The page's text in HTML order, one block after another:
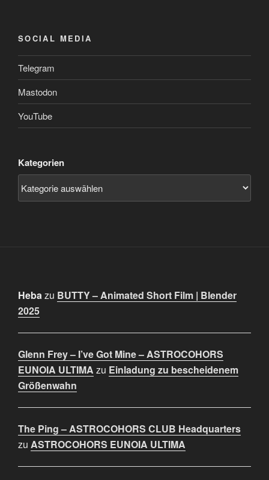
SOCIAL MEDIA
Telegram
Mastodon
YouTube
Kategorien
Hebazu BUTTY – Animated Short Film | Blender
2025
Glenn Frey – I’ve Got Mine – ASTROCOHORS
EUNOIA ULTIMA zu Einladung zu bescheidenem
Größenwahn
The Ping – ASTROCOHORS CLUB Headquarters
zu ASTROCOHORS EUNOIA ULTIMA